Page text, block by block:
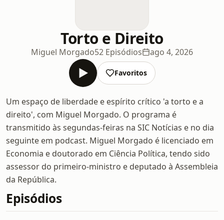
Torto e Direito
Miguel Morgado52 Episódios ago 4, 2026
Favoritos
Um espaço de liberdade e espírito crítico 'a torto e a
direito', com Miguel Morgado. O programa é
transmitido às segundas-feiras na SIC Notícias e no dia
seguinte em podcast. Miguel Morgado é licenciado em
Economia e doutorado em Ciência Política, tendo sido
assessor do primeiro-ministro e deputado à Assembleia
da República.
Episódios